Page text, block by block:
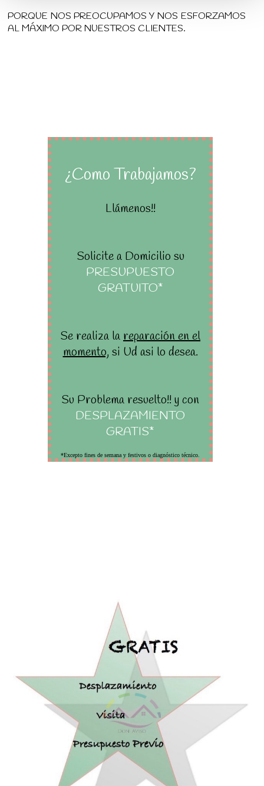
PORQUE NOS PREOCUPAMOS Y NOS ESFORZAMOS
AL MÁXIMO POR NUESTROS CLIENTES.
¿Como Trabajamos?
Llámenos!!
Solicite a Domicilio su
PRESUPUESTO
GRATUITO*
Se realiza lareparación en el
momento, si Ud asi lo desea.
Su Problema resuelto!! y con
DESPLAZAMIENTO
GRATIS*
*Excepto fines de semana y festivos o diagnóstico técnico.